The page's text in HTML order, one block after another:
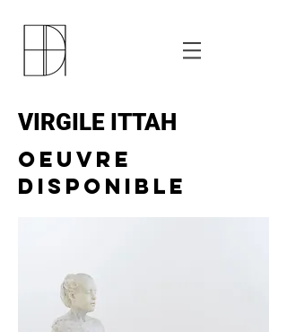
VIRGILE ITTAH
OEUVRE
DISPONIBLE